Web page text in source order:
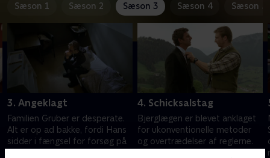
Sæson 1 Sæson 2 Sæson 3 Sæson 4 Sæson 5
3. Angeklagt
Familien Gruber er desperate.
Alt er op ad bakke, fordi Hans
sidder i fængsel for forsøg på
4. Schicksalstag
Bjerglægen er blevet anklaget
for ukonventionelle metoder
og overtrædelser af reglerne.